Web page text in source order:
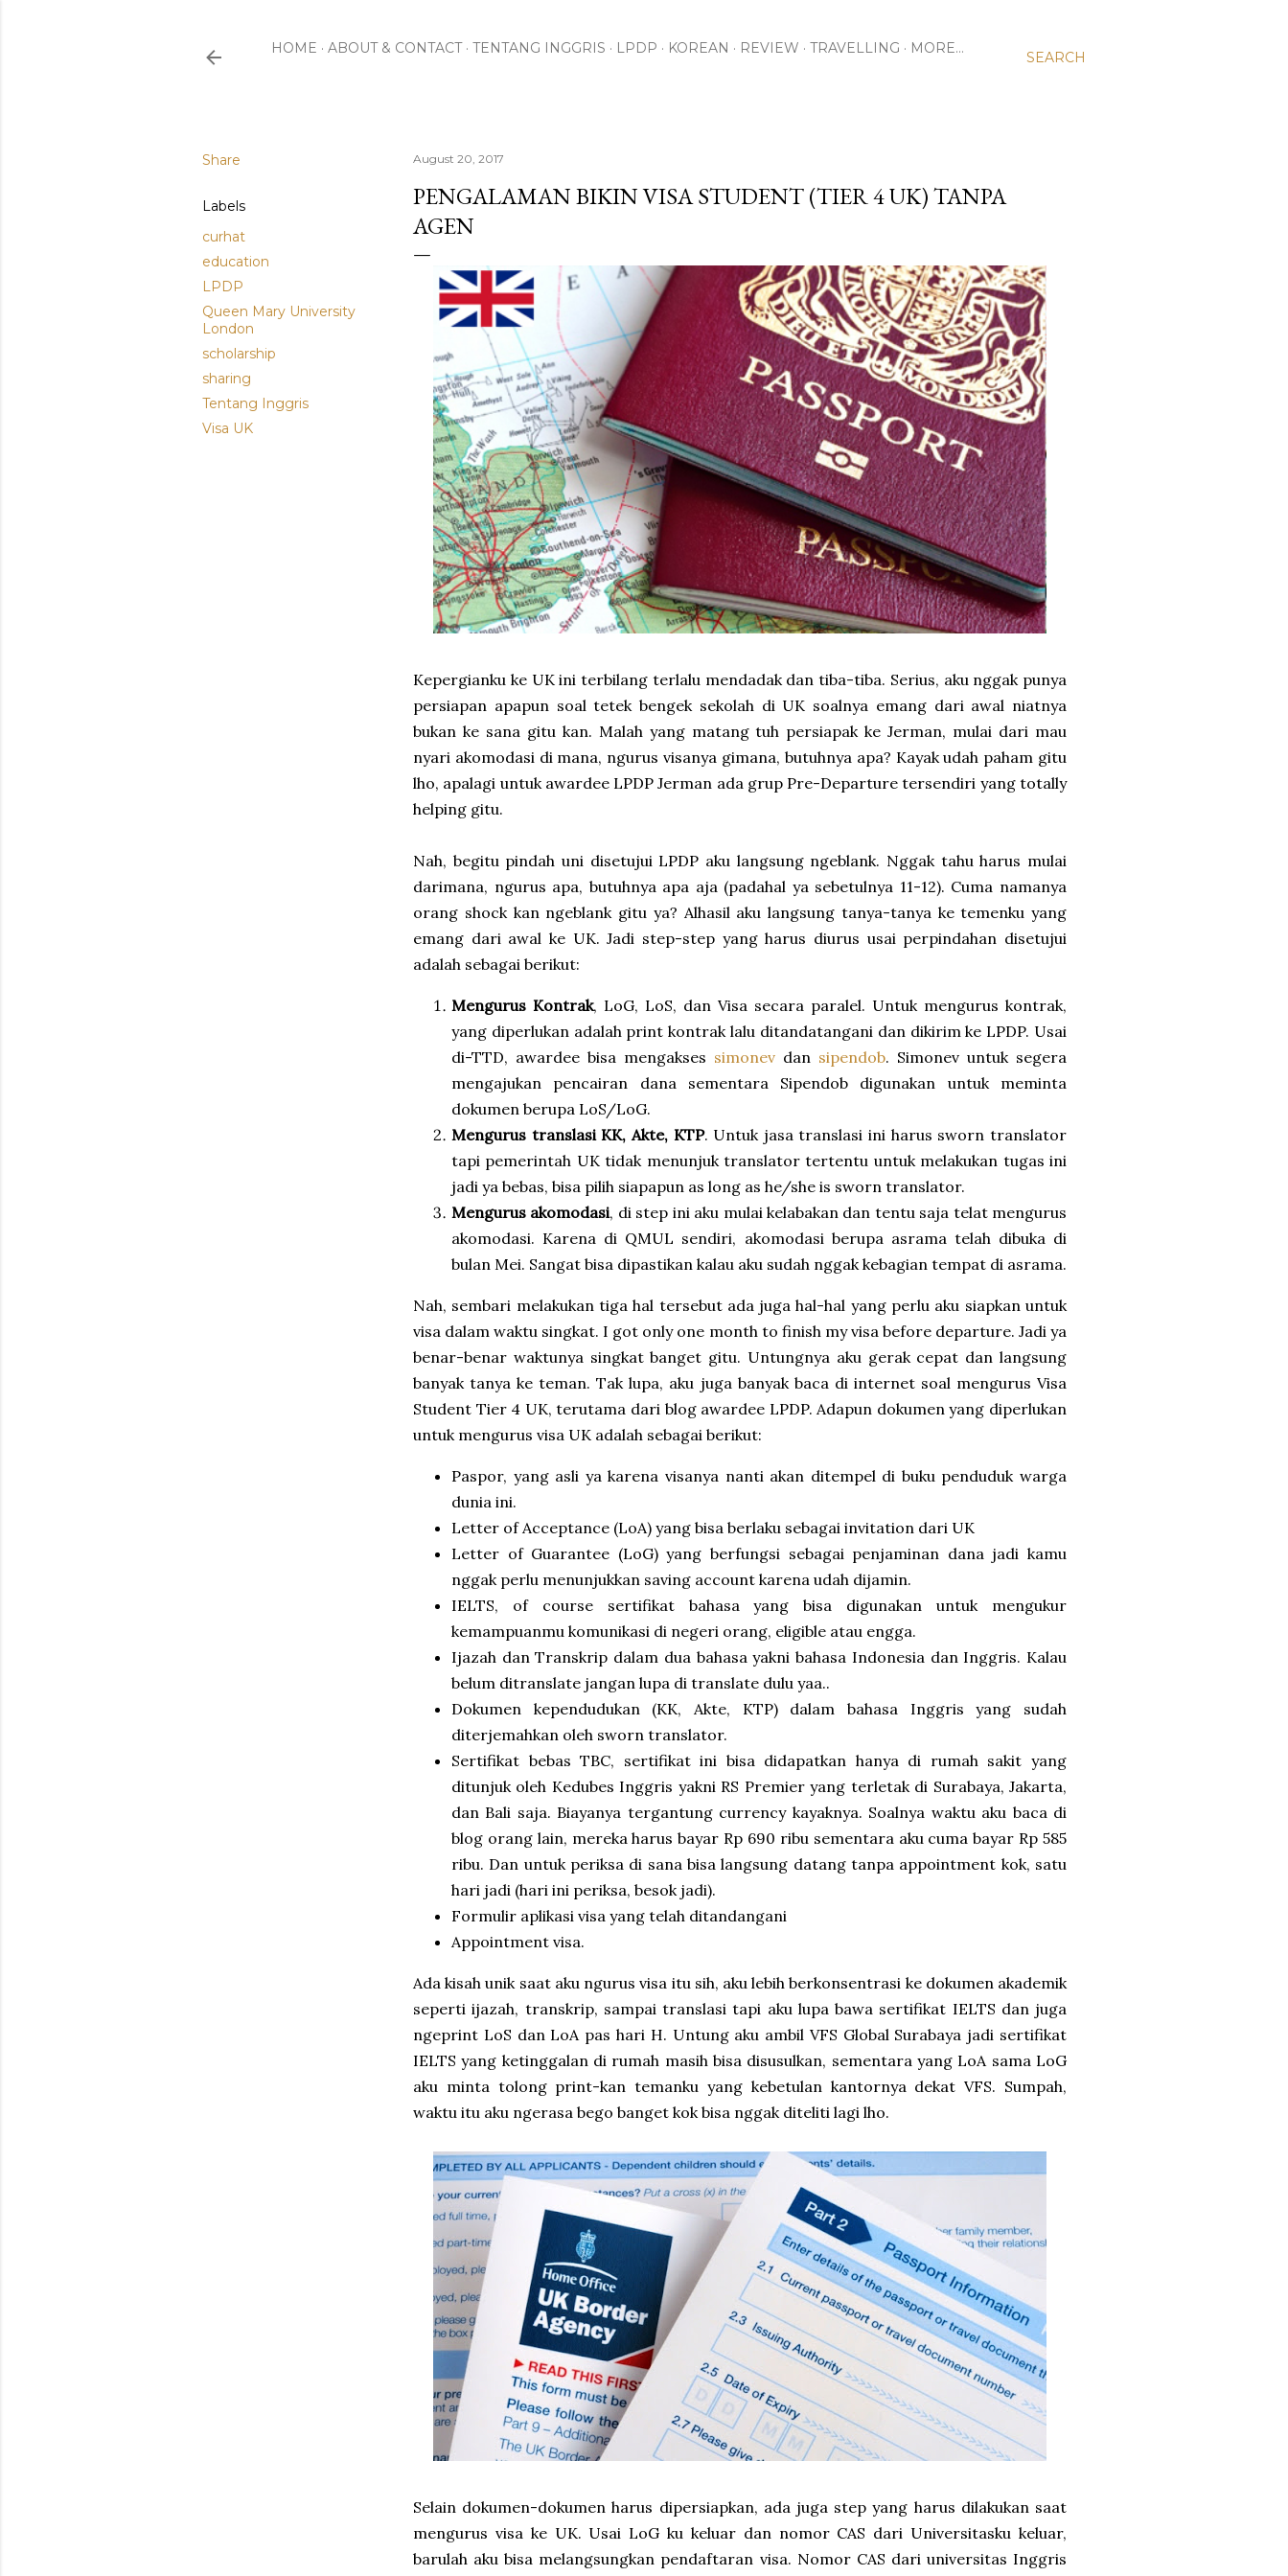
SEARCH
HOME ABOUT & CONTACT TENTANG INGGRIS LPDP KOREAN REVIEW TRAVELLING MORE…
Share
Labels
curhat
education
LPDP
Queen Mary University
London
scholarship
sharing
Tentang Inggris
Visa UK
August 20, 2017
PENGALAMAN BIKIN VISA STUDENT (TIER 4 UK) TANPA
AGEN
Kepergianku ke UK ini terbilang terlalu mendadak dan tiba-tiba. Serius, aku nggak punya
persiapan apapun soal tetek bengek sekolah di UK soalnya emang dari awal niatnya
bukan ke sana gitu kan. Malah yang matang tuh persiapak ke Jerman, mulai dari mau
nyari akomodasi di mana, ngurus visanya gimana, butuhnya apa? Kayak udah paham gitu
lho, apalagi untuk awardee LPDP Jerman ada grup Pre-Departure tersendiri yang totally
helping gitu.
Nah, begitu pindah uni disetujui LPDP aku langsung ngeblank. Nggak tahu harus mulai
darimana, ngurus apa, butuhnya apa aja (padahal ya sebetulnya 11-12). Cuma namanya
orang shock kan ngeblank gitu ya? Alhasil aku langsung tanya-tanya ke temenku yang
emang dari awal ke UK. Jadi step-step yang harus diurus usai perpindahan disetujui
adalah sebagai berikut:
Mengurus Kontrak, LoG, LoS, dan Visa secara paralel. Untuk mengurus kontrak,
yang diperlukan adalah print kontrak lalu ditandatangani dan dikirim ke LPDP. Usai
di-TTD, awardee bisa mengakses simonev dan sipendob. Simonev untuk segera
mengajukan pencairan dana sementara Sipendob digunakan untuk meminta
dokumen berupa LoS/LoG.
Mengurus translasi KK, Akte, KTP. Untuk jasa translasi ini harus sworn translator
tapi pemerintah UK tidak menunjuk translator tertentu untuk melakukan tugas ini
jadi ya bebas, bisa pilih siapapun as long as he/she is sworn translator.
Mengurus akomodasi, di step ini aku mulai kelabakan dan tentu saja telat mengurus
akomodasi. Karena di QMUL sendiri, akomodasi berupa asrama telah dibuka di
bulan Mei. Sangat bisa dipastikan kalau aku sudah nggak kebagian tempat di asrama.
Nah, sembari melakukan tiga hal tersebut ada juga hal-hal yang perlu aku siapkan untuk
visa dalam waktu singkat. I got only one month to finish my visa before departure. Jadi ya
benar-benar waktunya singkat banget gitu. Untungnya aku gerak cepat dan langsung
banyak tanya ke teman. Tak lupa, aku juga banyak baca di internet soal mengurus Visa
Student Tier 4 UK, terutama dari blog awardee LPDP. Adapun dokumen yang diperlukan
untuk mengurus visa UK adalah sebagai berikut:
Paspor, yang asli ya karena visanya nanti akan ditempel di buku penduduk warga
dunia ini.
Letter of Acceptance (LoA) yang bisa berlaku sebagai invitation dari UK
Letter of Guarantee (LoG) yang berfungsi sebagai penjaminan dana jadi kamu
nggak perlu menunjukkan saving account karena udah dijamin.
IELTS, of course sertifikat bahasa yang bisa digunakan untuk mengukur
kemampuanmu komunikasi di negeri orang, eligible atau engga.
Ijazah dan Transkrip dalam dua bahasa yakni bahasa Indonesia dan Inggris. Kalau
belum ditranslate jangan lupa di translate dulu yaa..
Dokumen kependudukan (KK, Akte, KTP) dalam bahasa Inggris yang sudah
diterjemahkan oleh sworn translator.
Sertifikat bebas TBC, sertifikat ini bisa didapatkan hanya di rumah sakit yang
ditunjuk oleh Kedubes Inggris yakni RS Premier yang terletak di Surabaya, Jakarta,
dan Bali saja. Biayanya tergantung currency kayaknya. Soalnya waktu aku baca di
blog orang lain, mereka harus bayar Rp 690 ribu sementara aku cuma bayar Rp 585
ribu. Dan untuk periksa di sana bisa langsung datang tanpa appointment kok, satu
hari jadi (hari ini periksa, besok jadi).
Formulir aplikasi visa yang telah ditandangani
Appointment visa.
Ada kisah unik saat aku ngurus visa itu sih, aku lebih berkonsentrasi ke dokumen akademik
seperti ijazah, transkrip, sampai translasi tapi aku lupa bawa sertifikat IELTS dan juga
ngeprint LoS dan LoA pas hari H. Untung aku ambil VFS Global Surabaya jadi sertifikat
IELTS yang ketinggalan di rumah masih bisa disusulkan, sementara yang LoA sama LoG
aku minta tolong print-kan temanku yang kebetulan kantornya dekat VFS. Sumpah,
waktu itu aku ngerasa bego banget kok bisa nggak diteliti lagi lho.
Selain dokumen-dokumen harus dipersiapkan, ada juga step yang harus dilakukan saat
mengurus visa ke UK. Usai LoG ku keluar dan nomor CAS dari Universitasku keluar,
barulah aku bisa melangsungkan pendaftaran visa. Nomor CAS dari universitas Inggris